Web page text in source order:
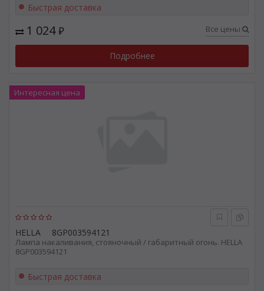
Быстрая доставка
1 024₽ Все цены
Подробнее
HELLA 8GP003594121
Лампа накаливания, стояночный / габаритный огонь. HELLA
8GP003594121
Интересная цена
Быстрая доставка